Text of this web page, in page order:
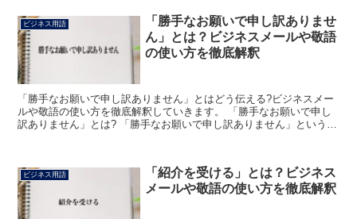
ビジネス用語
「勝手なお願いで申し訳ありませ
ん」とは？ビジネスメールや敬語
の使い方を徹底解釈
「勝手なお願いで申し訳ありません」とはどう伝える?ビジネスメー
ルや敬語の使い方を徹底解釈していきます。 「勝手なお願いで申し
訳ありません」とは? 「勝手なお願いで申し訳ありません」という表
ビジネス用語
「紹介を受ける」とは？ビジネス
メールや敬語の使い方を徹底解釈